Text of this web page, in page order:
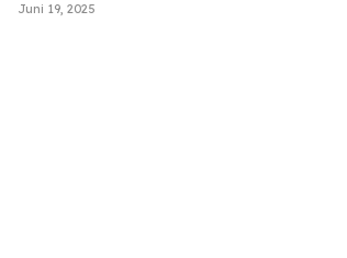
Juni 19, 2025